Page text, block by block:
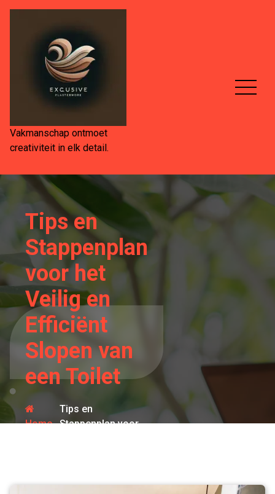
Spring
Vakmanschap ontmoet
creativiteit in elk detail.
Tips en
Stappenplan
voor het
Veilig en
Efficiënt
Slopen van
een Toilet
Home
Tips en
Stappenplan voor